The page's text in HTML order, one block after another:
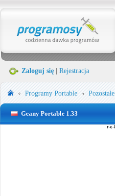
Zaloguj się Rejestracja
Programy Portable Pozostałe
Geany Portable 1.33